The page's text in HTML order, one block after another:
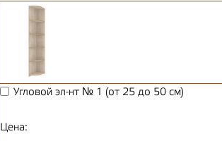
Угловой эл-нт № 1 (от 25 до 50 см)
Цена: